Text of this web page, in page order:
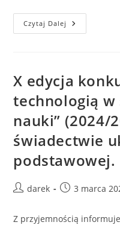
Czytaj Dalej Seminarium
„Z
X edycja
technologią w
nauki” (2024/
świadectwie
podstawowej.
Postdarek
Post3 marca
Z przyjemnością